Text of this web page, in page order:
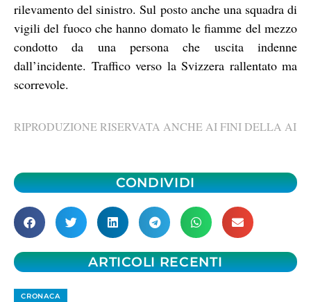
rilevamento del sinistro. Sul posto anche una squadra di
vigili del fuoco che hanno domato le fiamme del mezzo
condotto da una persona che uscita indenne
dall’incidente. Traffico verso la Svizzera rallentato ma
scorrevole.
RIPRODUZIONE RISERVATA ANCHE AI FINI DELLA AI
CONDIVIDI
ARTICOLI RECENTI
CRONACA